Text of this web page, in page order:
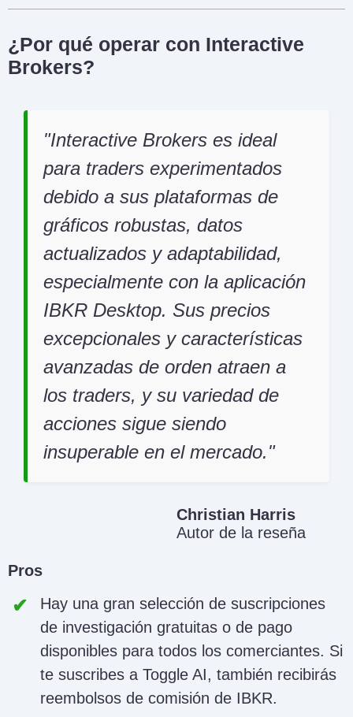
¿Por qué operar con Interactive
Brokers?
Interactive Brokers es ideal
para traders experimentados
debido a sus plataformas de
gráficos robustas, datos
actualizados y adaptabilidad,
especialmente con la aplicación
IBKR Desktop. Sus precios
excepcionales y características
avanzadas de orden atraen a
los traders, y su variedad de
acciones sigue siendo
insuperable en el mercado.
Christian Harris
Autor de la reseña
Pros
Hay una gran selección de suscripciones
de investigación gratuitas o de pago
disponibles para todos los comerciantes. Si
te suscribes a Toggle AI, también recibirás
reembolsos de comisión de IBKR.